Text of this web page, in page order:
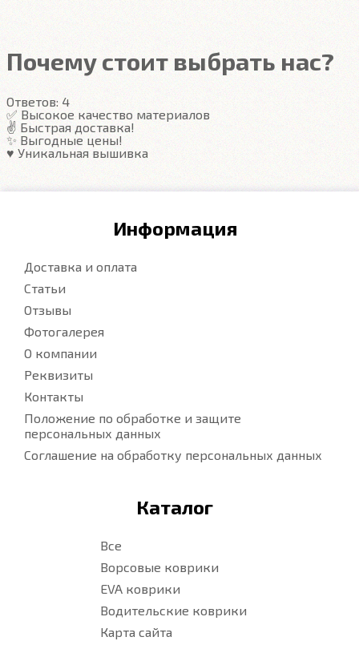
Почему стоит выбрать нас?
Ответов: 4
✅ Высокое качество материалов
✌️ Быстрая доставка!
✨ Выгодные цены!
♥️ Уникальная вышивка
Информация
Доставка и оплата
Статьи
Отзывы
Фотогалерея
О компании
Реквизиты
Контакты
Положение по обработке и защите
персональных данных
Соглашение на обработку персональных данных
Каталог
Все
Ворсовые коврики
EVA коврики
Водительские коврики
Карта сайта